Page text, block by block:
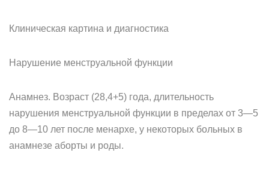
Клиническая картина и диагностика
Нарушение менструальной функции
Анамнез. Возраст (28,4+5) года, длительность
нарушения мен­струальной функции в пределах от 3—5
до 8—10 лет после менархе, у некоторых больных в
анамнезе аборты и роды.